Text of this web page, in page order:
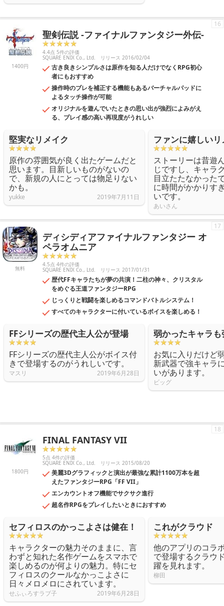
1400円
聖剣伝説 -ファイナルファンタジー外伝-
4.4点 5件の評価
SQUARE ENIX Co., Ltd. リリース 2016/02/04
古き良きシンプルさは原作を知る人だけでなくRPG初心
者にもおすすめ
操作時のブレを補正する機能もあるバーチャルパッドに
よるタッチ操作が可能
オリジナルを遊んでいたときの思い出が強烈によみがえ
る、プレイ感の高い再現度がうれしい
16
堅実なリメイク
原作の雰囲気が良く出たゲームだと
思います。目新しいものがないの
で、新規の人にとっては物足りない
かも。
yukke 2019年7月11日
ファンに嬉しいリ
ストーリーは昔遊
じですし、キャラ
目立たたなかった
に時間がかかりす
いです。
あいさん
無料
ディシディアファイナルファンタジー オ
ペラオムニア
4.5点 4件の評価
SQUARE ENIX Co., Ltd. リリース 2017/01/31
歴代FFキャラたちが夢の共演！二柱の神々、クリスタル
をめぐる王道ファンタジーRPG
じっくりと戦闘を楽しめるコマンドバトルシステム！
すべてのキャラクターに付いているボイスを楽しめる！
17
FFシリーズの歴代主人公が登場
FFシリーズの歴代主人公がボイス付
きで登場するのがうれしいです。
マスリ 2019年6月28日
弱かったキャラ
お気に入りだけど
新武器で強キャラ
いがあります。
ビッグ
1800円
FINAL FANTASY VII
5点 4件の評価
SQUARE ENIX Co., Ltd. リリース 2015/08/20
美麗3Dグラフィックと演出が最強な累計1100万本を超
えたファンタジーRPG「FF VII」
エンカウントオフ機能でサクサク進行
超名作RPGをプレイしたいときにおすすめ
18
セフィロスのかっこよさは健在！
キャラクターの魅力そのままに、言
わずと知れた名作ゲームをスマホで
楽しめるのが何よりの魅力。特にセ
フィロスのクールなかっこよさに
日々メロメロにされています。
せふぃろすラブ子 2019年6月28日
これがクラウド
他のアプリのコラ
で登場するクラウ
躍を見れます。
柳田